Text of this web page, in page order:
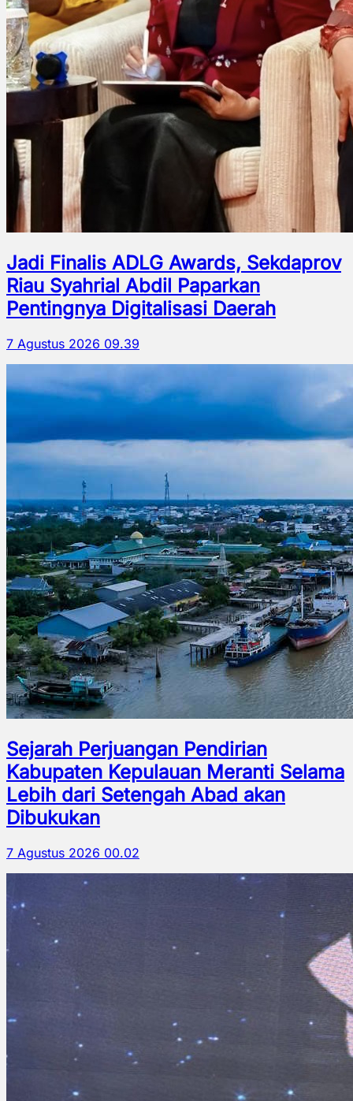
Jadi Finalis ADLG Awards, Sekdaprov
Riau Syahrial Abdil Paparkan
Pentingnya Digitalisasi Daerah
7 Agustus 2026 09.39
Sejarah Perjuangan Pendirian
Kabupaten Kepulauan Meranti Selama
Lebih dari Setengah Abad akan
Dibukukan
7 Agustus 2026 00.02